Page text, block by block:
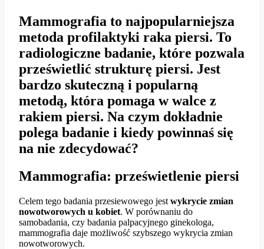
Mammografia to najpopularniejsza
metoda profilaktyki raka piersi. To
radiologiczne badanie, które pozwala
prześwietlić strukturę piersi. Jest
bardzo skuteczną i popularną
metodą, która pomaga w walce z
rakiem piersi. Na czym dokładnie
polega badanie i kiedy powinnaś się
na nie zdecydować?
Mammografia: prześwietlenie piersi
Celem tego badania przesiewowego jest wykrycie zmian
nowotworowych u kobiet. W porównaniu do
samobadania, czy badania palpacyjnego ginekologa,
mammografia daje możliwość szybszego wykrycia zmian
nowotworowych.